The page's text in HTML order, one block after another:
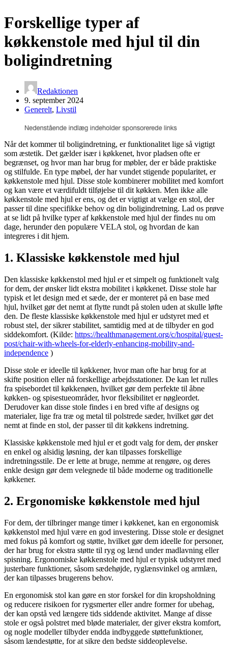
Forskellige typer af
køkkenstole med hjul til din
boligindretning
Redaktionen
9. september 2024
Generelt, Livstil
Når det kommer til boligindretning, er funktionalitet lige så vigtigt
som æstetik. Det gælder især i køkkenet, hvor pladsen ofte er
begrænset, og hvor man har brug for møbler, der er både praktiske
og stilfulde. En type møbel, der har vundet stigende popularitet, er
køkkenstole med hjul. Disse stole kombinerer mobilitet med komfort
og kan være et værdifuldt tilføjelse til dit køkken. Men ikke alle
køkkenstole med hjul er ens, og det er vigtigt at vælge en stol, der
passer til dine specifikke behov og din boligindretning. Lad os prøve
at se lidt på hvilke typer af køkkenstole med hjul der findes nu om
dage, herunder den populære VELA stol, og hvordan de kan
integreres i dit hjem.
1. Klassiske køkkenstole med hjul
Den klassiske køkkenstol med hjul er et simpelt og funktionelt valg
for dem, der ønsker lidt ekstra mobilitet i køkkenet. Disse stole har
typisk et let design med et sæde, der er monteret på en base med
hjul, hvilket gør det nemt at flytte rundt på stolen uden at skulle løfte
den. De fleste klassiske køkkenstole med hjul er udstyret med et
robust stel, der sikrer stabilitet, samtidig med at de tilbyder en god
siddekomfort. (Kilde: https://healthmanagement.org/c/hospital/guest-
post/chair-with-wheels-for-elderly-enhancing-mobility-and-
independence )
Disse stole er ideelle til køkkener, hvor man ofte har brug for at
skifte position eller nå forskellige arbejdsstationer. De kan let rulles
fra spisebordet til køkkenøen, hvilket gør dem perfekte til åbne
køkken- og spisestueområder, hvor fleksibilitet er nøgleordet.
Derudover kan disse stole findes i en bred vifte af designs og
materialer, lige fra træ og metal til polstrede sæder, hvilket gør det
nemt at finde en stol, der passer til dit køkkens indretning.
Klassiske køkkenstole med hjul er et godt valg for dem, der ønsker
en enkel og alsidig løsning, der kan tilpasses forskellige
indretningsstile. De er lette at bruge, nemme at rengøre, og deres
enkle design gør dem velegnede til både moderne og traditionelle
køkkener.
2. Ergonomiske køkkenstole med hjul
For dem, der tilbringer mange timer i køkkenet, kan en ergonomisk
køkkenstol med hjul være en god investering. Disse stole er designet
med fokus på komfort og støtte, hvilket gør dem ideelle for personer,
der har brug for ekstra støtte til ryg og lænd under madlavning eller
spisning. Ergonomiske køkkenstole med hjul er typisk udstyret med
justerbare funktioner, såsom sædehøjde, ryglænsvinkel og armlæn,
der kan tilpasses brugerens behov.
En ergonomisk stol kan gøre en stor forskel for din kropsholdning
og reducere risikoen for rygsmerter eller andre former for ubehag,
der kan opstå ved længere tids siddende aktivitet. Mange af disse
stole er også polstret med bløde materialer, der giver ekstra komfort,
og nogle modeller tilbyder endda indbyggede støttefunktioner,
såsom lændestøtte, for at sikre den bedste siddeoplevelse.